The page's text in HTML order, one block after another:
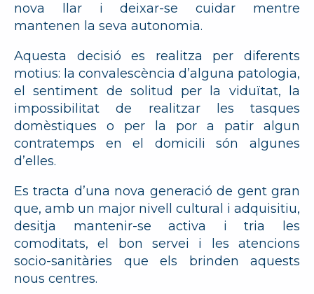
nova llar i deixar-se cuidar mentre
mantenen la seva autonomia.
Aquesta decisió es realitza per diferents
motius: la convalescència d’alguna patologia,
el sentiment de solitud per la viduïtat, la
impossibilitat de realitzar les tasques
domèstiques o per la por a patir algun
contratemps en el domicili són algunes
d’elles.
Es tracta d’una nova generació de gent gran
que, amb un major nivell cultural i adquisitiu,
desitja mantenir-se activa i tria les
comoditats, el bon servei i les atencions
socio-sanitàries que els brinden aquests
nous centres.